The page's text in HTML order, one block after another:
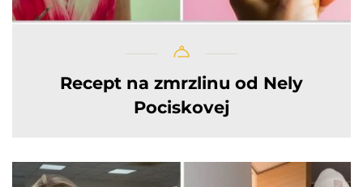
Recept na zmrzlinu od Nely
Pociskovej